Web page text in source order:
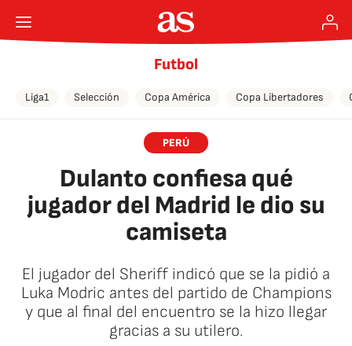
Futbol
Liga1 Selección Copa América Copa Libertadores
PERÚ
Dulanto confiesa qué
jugador del Madrid le dio su
camiseta
El jugador del Sheriff indicó que se la pidió a
Luka Modric antes del partido de Champions
y que al final del encuentro se la hizo llegar
gracias a su utilero.